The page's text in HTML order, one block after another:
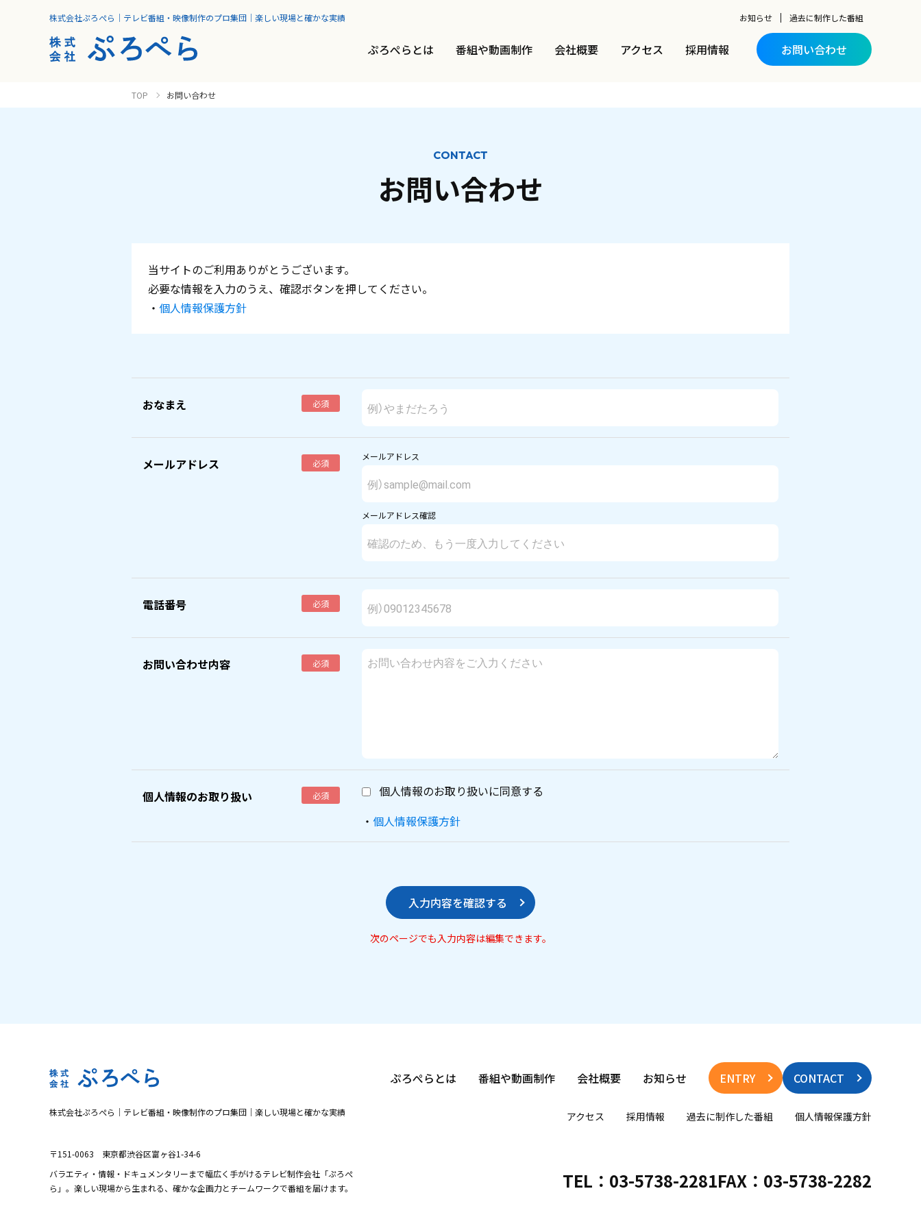
株式会社ぷろぺら｜テレビ番組・映像制作のプロ集団｜楽しい現場と確かな実績
ぷろぺらとは 番組や動画制作 会社概要 アクセス 採用情報
お知らせ 過去に制作した番組
お問い合わせ
TOP お問い合わせ
CONTACT
お問い合わせ
当サイトのご利用ありがとうございます。
必要な情報を入力のうえ、確認ボタンを押してください。
・ 個人情報保護方針
おなまえ 必須
メールアドレス 必須
メールアドレス
メールアドレス確認
電話番号 必須
お問い合わせ内容 必須
個人情報のお取り扱い 必須
個人情報のお取り扱いに同意する
・ 個人情報保護方針
入力内容を確認する
次のページでも入力内容は編集できます。
ぷろぺらとは 番組や動画制作 会社概要 お知らせ
アクセス 採用情報 過去に制作した番組 個人情報保護方針
ENTRY CONTACT
株式会社ぷろぺら｜テレビ番組・映像制作のプロ集団｜楽しい現場と確かな実績
〒151-0063 東京都渋谷区富ヶ谷1-34-6
バラエティ・情報・ドキュメンタリーまで幅広く手がけるテレビ制作会社「ぷろぺ
ら」。楽しい現場から生まれる、確かな企画力とチームワークで番組を届けます。
TEL：03-5738-2281FAX：03-5738-2282